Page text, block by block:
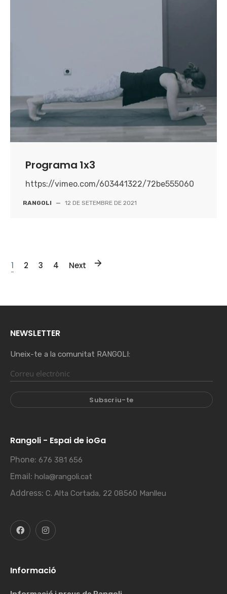
Programa 1x3
https://vimeo.com/603441322/72be555060
RANGOLI — 12 DE SETEMBRE DE 2021
1 2 3 4 Next
NEWSLETTER
Uneix-te a la comunitat RANGOLI:
Rangoli - Espai de ioGa
Phone: 676 381 656
Email: hola@rangoli.cat
Address: C. Alta Cortada, 22 08560 Manlleu
Informació